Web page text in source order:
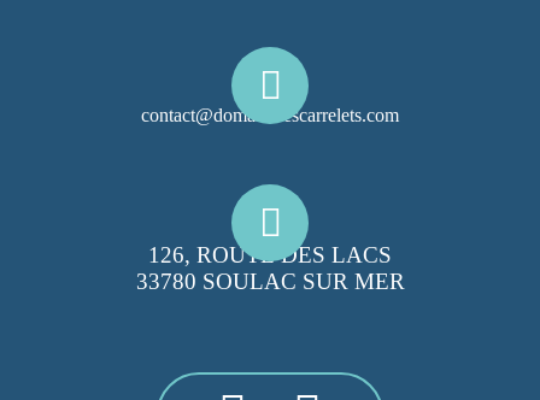
contact@domainelescarrelets.com
126, ROUTE DES LACS
33780 SOULAC SUR MER